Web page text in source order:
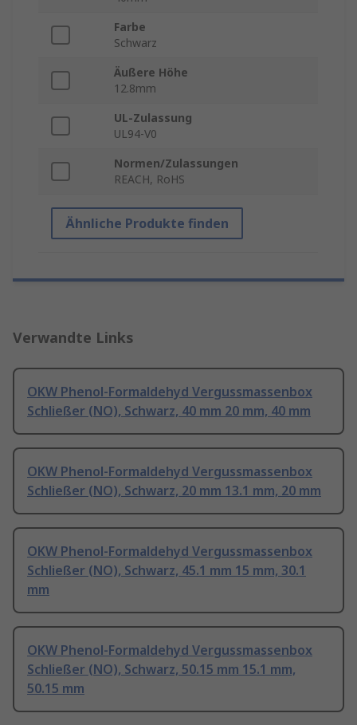
Farbe
Schwarz
Äußere Höhe
12.8mm
UL-Zulassung
UL94-V0
Normen/Zulassungen
REACH, RoHS
Ähnliche Produkte finden
Verwandte Links
OKW Phenol-Formaldehyd Vergussmassenbox
Schließer (NO), Schwarz, 40 mm 20 mm, 40 mm
OKW Phenol-Formaldehyd Vergussmassenbox
Schließer (NO), Schwarz, 20 mm 13.1 mm, 20 mm
OKW Phenol-Formaldehyd Vergussmassenbox
Schließer (NO), Schwarz, 45.1 mm 15 mm, 30.1
mm
OKW Phenol-Formaldehyd Vergussmassenbox
Schließer (NO), Schwarz, 50.15 mm 15.1 mm,
50.15 mm